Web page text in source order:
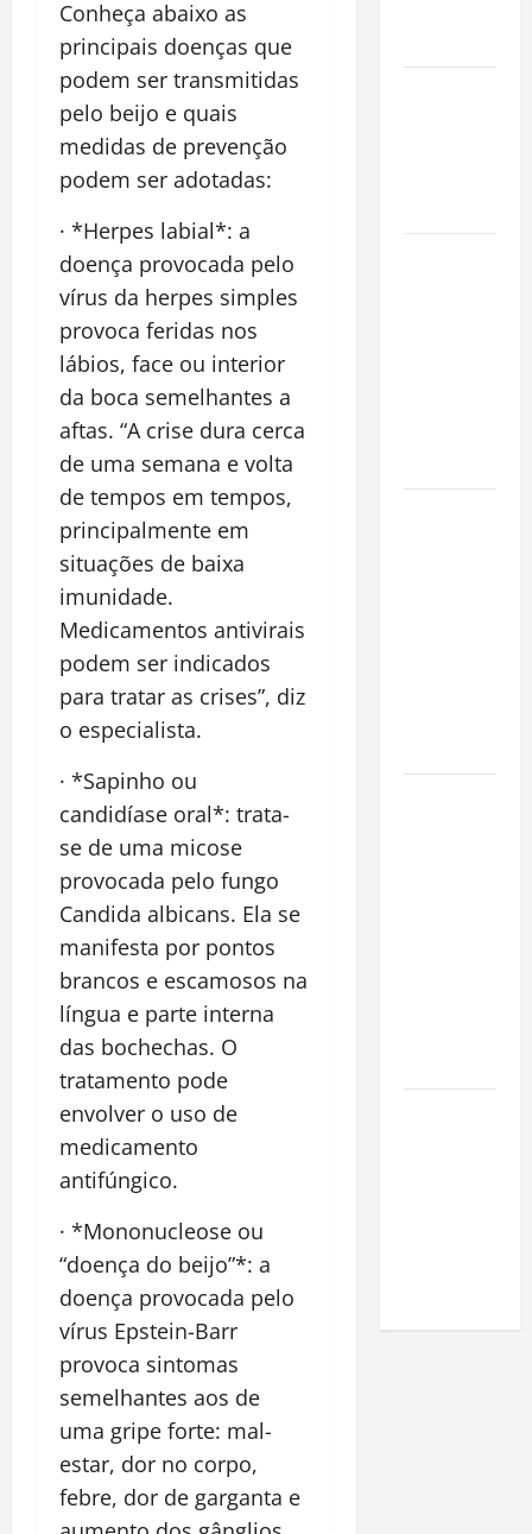
Conheça abaixo as
principais doenças que
podem ser transmitidas
pelo beijo e quais
medidas de prevenção
podem ser adotadas:
· *Herpes labial*: a
doença provocada pelo
vírus da herpes simples
provoca feridas nos
lábios, face ou interior
da boca semelhantes a
aftas. “A crise dura cerca
de uma semana e volta
de tempos em tempos,
principalmente em
situações de baixa
imunidade.
Medicamentos antivirais
podem ser indicados
para tratar as crises”, diz
o especialista.
· *Sapinho ou
candidíase oral*: trata-
se de uma micose
provocada pelo fungo
Candida albicans. Ela se
manifesta por pontos
brancos e escamosos na
língua e parte interna
das bochechas. O
tratamento pode
envolver o uso de
medicamento
antifúngico.
· *Mononucleose ou
“doença do beijo”*: a
doença provocada pelo
vírus Epstein-Barr
provoca sintomas
semelhantes aos de
uma gripe forte: mal-
estar, dor no corpo,
febre, dor de garganta e